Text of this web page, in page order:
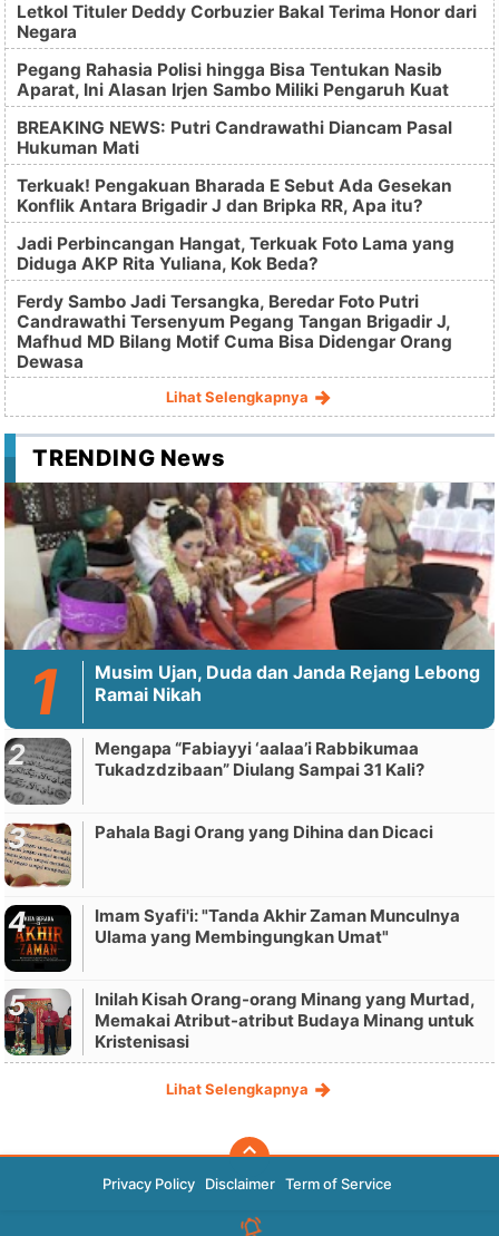
Letkol Tituler Deddy Corbuzier Bakal Terima Honor dari
Negara
Pegang Rahasia Polisi hingga Bisa Tentukan Nasib
Aparat, Ini Alasan Irjen Sambo Miliki Pengaruh Kuat
BREAKING NEWS: Putri Candrawathi Diancam Pasal
Hukuman Mati
Terkuak! Pengakuan Bharada E Sebut Ada Gesekan
Konflik Antara Brigadir J dan Bripka RR, Apa itu?
Jadi Perbincangan Hangat, Terkuak Foto Lama yang
Diduga AKP Rita Yuliana, Kok Beda?
Ferdy Sambo Jadi Tersangka, Beredar Foto Putri
Candrawathi Tersenyum Pegang Tangan Brigadir J,
Mafhud MD Bilang Motif Cuma Bisa Didengar Orang
Dewasa
Lihat Selengkapnya
TRENDING News
Musim Ujan, Duda dan Janda Rejang Lebong
Ramai Nikah
Mengapa “Fabiayyi ‘aalaa’i Rabbikumaa
Tukadzdzibaan” Diulang Sampai 31 Kali?
Pahala Bagi Orang yang Dihina dan Dicaci
Imam Syafi'i: "Tanda Akhir Zaman Munculnya
Ulama yang Membingungkan Umat"
Inilah Kisah Orang-orang Minang yang Murtad,
Memakai Atribut-atribut Budaya Minang untuk
Kristenisasi
Lihat Selengkapnya
Privacy Policy Disclaimer Term of Service